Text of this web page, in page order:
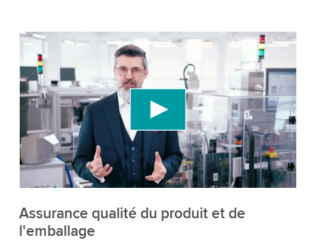
Nous avons besoin de votre consentement
pour charger le service vidéo YouTube!
Nous utilisons un service tiers pour intégrer du
contenu vidéo susceptible de collecter des
données sur votre activité. Veuillez consulter les
détails et accepter le service pour regarder cette
vidéo.
Assurance qualité du produit et de
l'emballage